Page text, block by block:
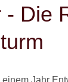
- Die